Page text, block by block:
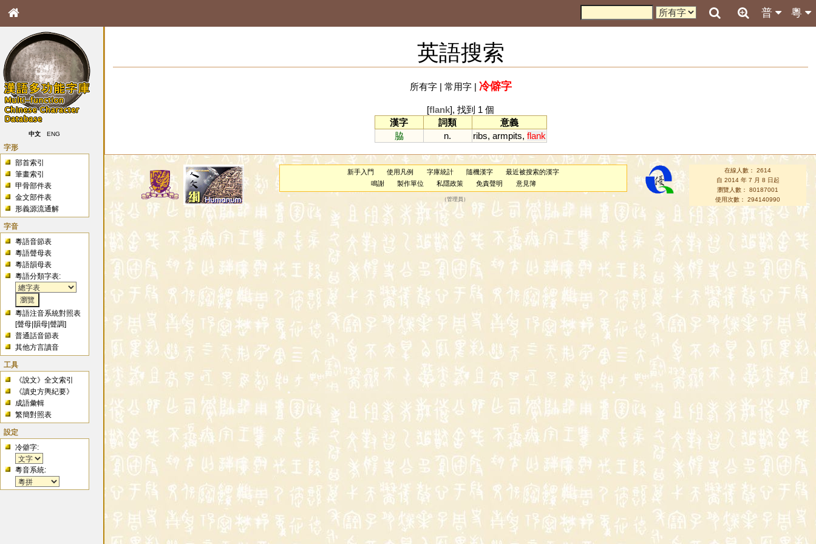
粵
普
中文 ENG
字形
部首索引
筆畫索引
甲骨部件表
金文部件表
形義源流通解
字音
粵語音節表
粵語聲母表
粵語韻母表
粵語分類字表:
粵語注音系統對照表
[聲母 |韻母 |聲調]
普通話音節表
其他方言讀音
工具
《說文》全文索引
《讀史方輿紀要》
成語彙輯
繁簡對照表
設定
冷僻字:
粵音系統:
英語搜索
所有字| 常用字| 冷僻字
[flank], 找到 1 個
漢字
詞類
意義
脇
n. ribs, armpits, flank
新手入門 使用凡例 字庫統計 隨機漢字
最近被搜索的漢字
鳴謝
製作單位 私隱政策 免責聲明 意見簿
（管理員 ）
在線人數： 2614
自 2014 年 7 月 8 日起
瀏覽人數： 80187001
使用次數： 294140990